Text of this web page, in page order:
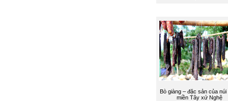
Bò giàng – đặc sản của núi
miền Tây xứ Nghệ